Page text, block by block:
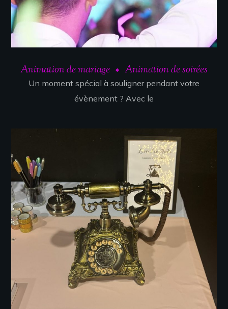
Animation de mariage Animation de soirées
Un moment spécial à souligner pendant votre
évènement ? Avec le